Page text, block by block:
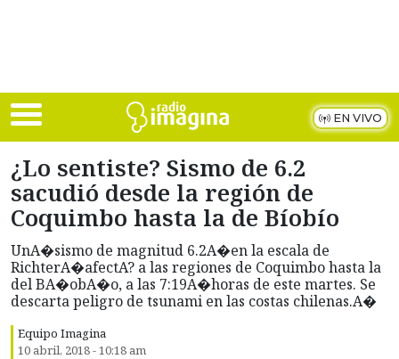
EN VIVO
¿Lo sentiste? Sismo de 6.2
sacudió desde la región de
Coquimbo hasta la de Bíobío
UnA�sismo de magnitud 6.2A�en la escala de
RichterA�afectA? a las regiones de Coquimbo hasta la
del BA�obA�o, a las 7:19A�horas de este martes. Se
descarta peligro de tsunami en las costas chilenas.A�
Equipo Imagina
10 abril, 2018 - 10:18 am